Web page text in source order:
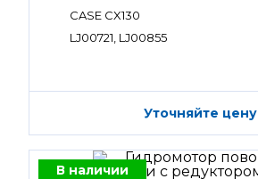
CASE CX130
LJ00721, LJ00855
Уточняйте цену
В наличии